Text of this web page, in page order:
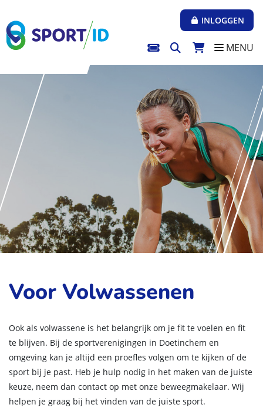
INLOGGEN
MENU
Voor Volwassenen
Ook als volwassene is het belangrijk om je fit te voelen en fit
te blijven. Bij de sportverenigingen in Doetinchem en
omgeving kan je altijd een proefles volgen om te kijken of de
sport bij je past. Heb je hulp nodig in het maken van de juiste
keuze, neem dan contact op met onze beweegmakelaar. Wij
helpen je graag bij het vinden van de juiste sport.